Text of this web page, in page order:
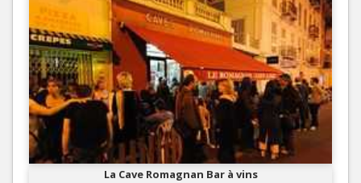
La Cave Romagnan Bar à vins